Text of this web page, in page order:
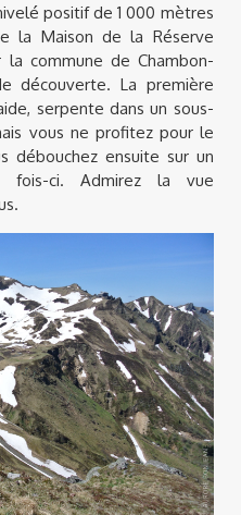
positif de 1 000 mètres
la Maison de la Réserve
la commune de Chambon-
découverte. La première
serpente dans un sous-
vous ne profitez pour le
débouchez ensuite sur un
fois-ci. Admirez la vue